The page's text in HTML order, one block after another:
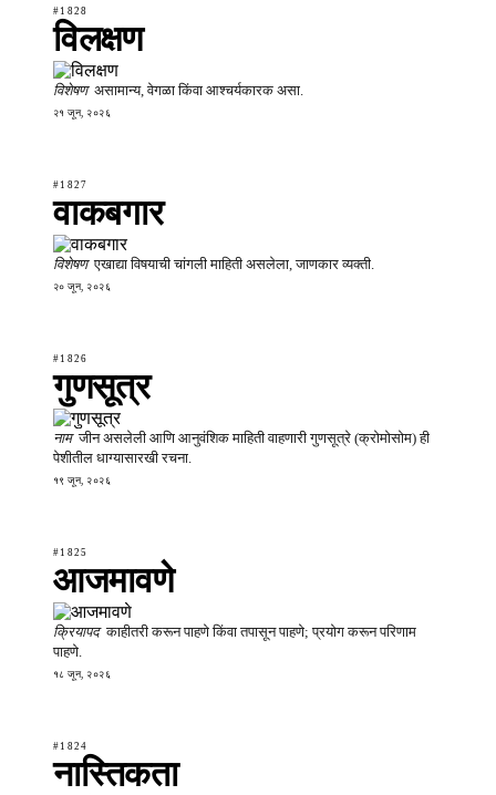
#1828
विलक्षण
विशेषण असामान्य, वेगळा किंवा आश्चर्यकारक असा.
२१ जून, २०२६
#1827
वाकबगार
विशेषण एखाद्या विषयाची चांगली माहिती असलेला, जाणकार व्यक्ती.
२० जून, २०२६
#1826
गुणसूत्र
नाम जीन असलेली आणि आनुवंशिक माहिती वाहणारी गुणसूत्रे (क्रोमोसोम) ही
पेशीतील धाग्यासारखी रचना.
१९ जून, २०२६
#1825
आजमावणे
क्रियापद काहीतरी करून पाहणे किंवा तपासून पाहणे; प्रयोग करून परिणाम
पाहणे.
१८ जून, २०२६
#1824
नास्तिकता